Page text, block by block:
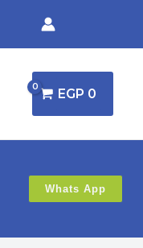
0
EGP
Whats App